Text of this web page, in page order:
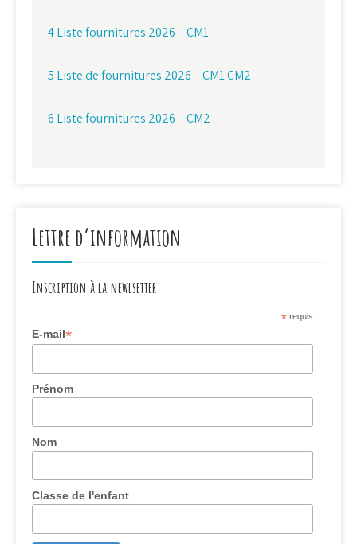
4 Liste fournitures 2026 – CM1
5 Liste de fournitures 2026 – CM1 CM2
6 Liste fournitures 2026 – CM2
Lettre d’information
Inscription à la newlsetter
* requis
E-mail*
Prénom
Nom
Classe de l'enfant